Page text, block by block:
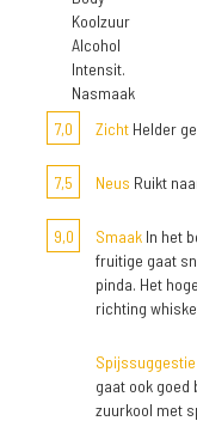
Koolzuur
Alcohol
Intensit.
Nasmaak
7,0
Zicht Helder
7,5 Neus Ruikt
9,0 Smaak In het
fruitige gaat
pinda. Het
richting
Spijssuggestie
gaat ook
zuurkool met